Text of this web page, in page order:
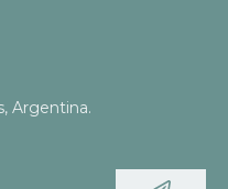
Argentina.